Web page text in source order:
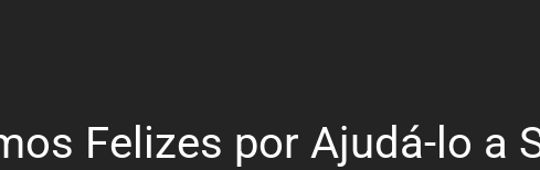
Felizes por Ajudá-lo a